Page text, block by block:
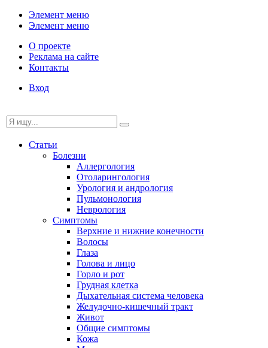
Элемент меню
Элемент меню
О проекте
Реклама на сайте
Контакты
Вход
Статьи
Болезни
Аллергология
Отоларингология
Урология и андрология
Пульмонология
Неврология
Симптомы
Верхние и нижние конечности
Волосы
Глаза
Голова и лицо
Горло и рот
Грудная клетка
Дыхательная система человека
Желудочно-кишечный тракт
Живот
Общие симптомы
Кожа